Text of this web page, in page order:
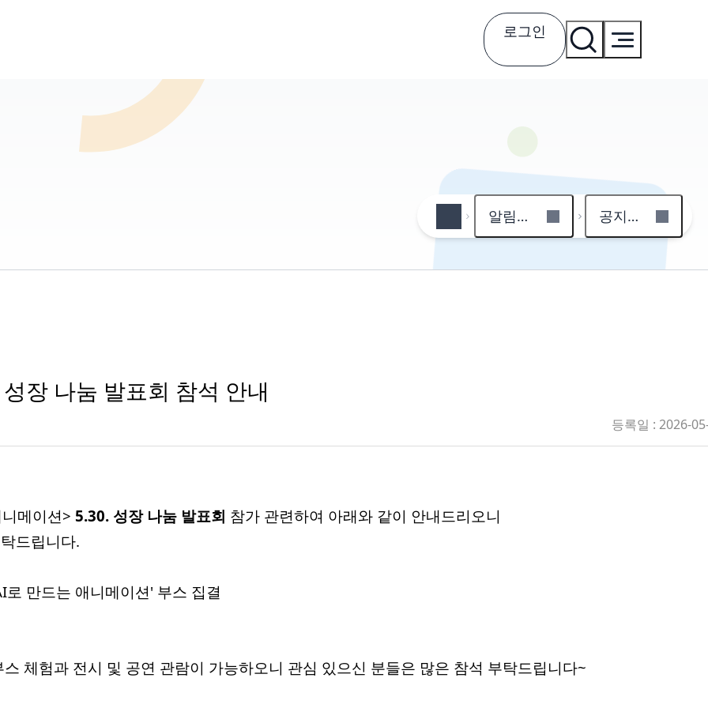
로그인
알림마당 공지사항
장 나눔 발표회 참석 안내
등록일 : 2026-
메이션> 5.30. 성장 나눔 발표회 참가 관련하여 아래와 같이 안내드리오니
드립니다.
만드는 애니메이션' 부스 집결
체험과 전시 및 공연 관람이 가능하오니 관심 있으신 분들은 많은 참석 부탁드립니다~